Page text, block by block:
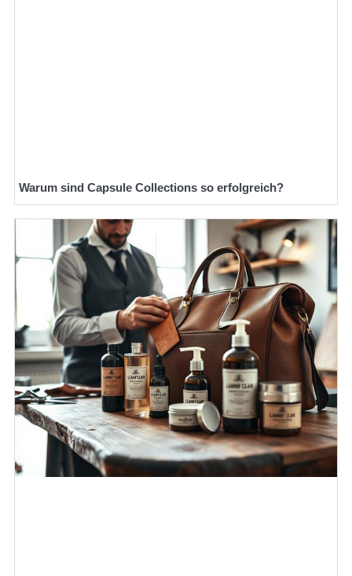
Warum sind Capsule Collections so erfolgreich?